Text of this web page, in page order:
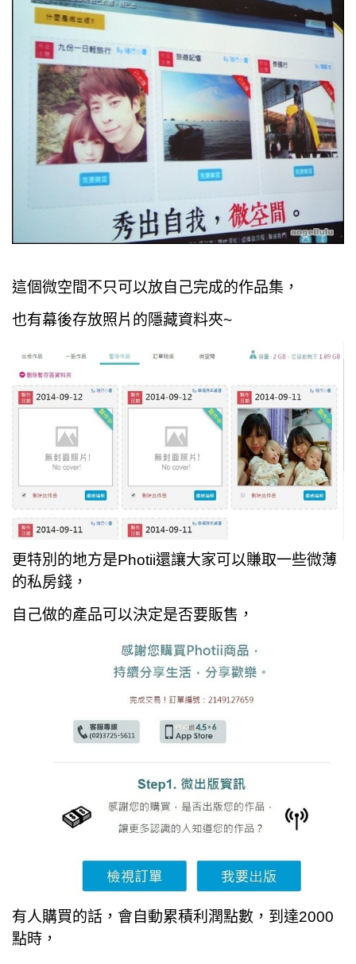
這個微空間不只可以放自己完成的作品集，
也有幕後存放照片的隱藏資料夾~
更特別的地方是Photii還讓大家可以賺取一些微薄
的私房錢，
自己做的產品可以決定是否要販售，
有人購買的話，會自動累積利潤點數，到達2000
點時，